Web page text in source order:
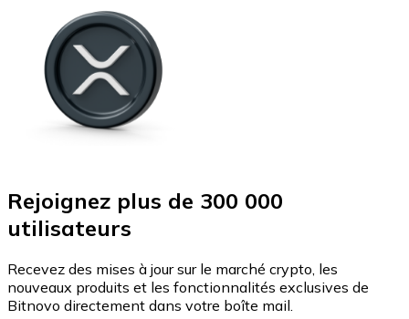
Rejoignez plus de 300 000
utilisateurs
Recevez des mises à jour sur le marché crypto, les
nouveaux produits et les fonctionnalités exclusives de
Bitnovo directement dans votre boîte mail.